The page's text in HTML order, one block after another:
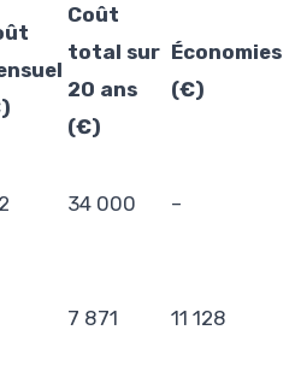
Coût
total sur
20 ans
(€)
Économies
(€)
34 000 –
7 871 11 128